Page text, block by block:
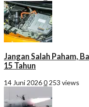
Jangan Salah Paham,
15 Tahun
14 Juni 20260 253 views